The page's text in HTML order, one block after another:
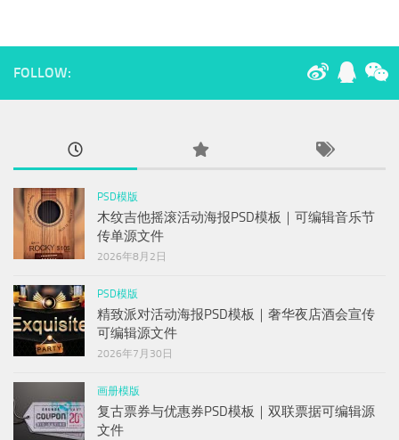
FOLLOW:
PSD模版
木纹吉他摇滚活动海报PSD模板｜可编辑音乐节
传单源文件
2026年8月2日
PSD模版
精致派对活动海报PSD模板｜奢华夜店酒会宣传
可编辑源文件
2026年7月30日
画册模版
复古票券与优惠券PSD模板｜双联票据可编辑源
文件